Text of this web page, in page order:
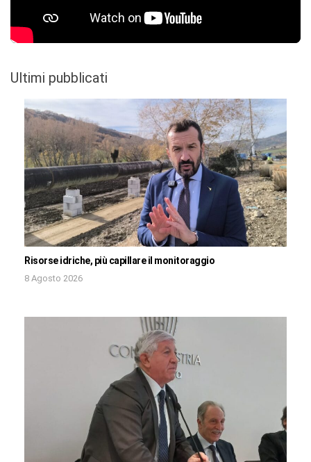
Ultimi pubblicati
Risorse idriche, più capillare il monitoraggio
8 Agosto 2026